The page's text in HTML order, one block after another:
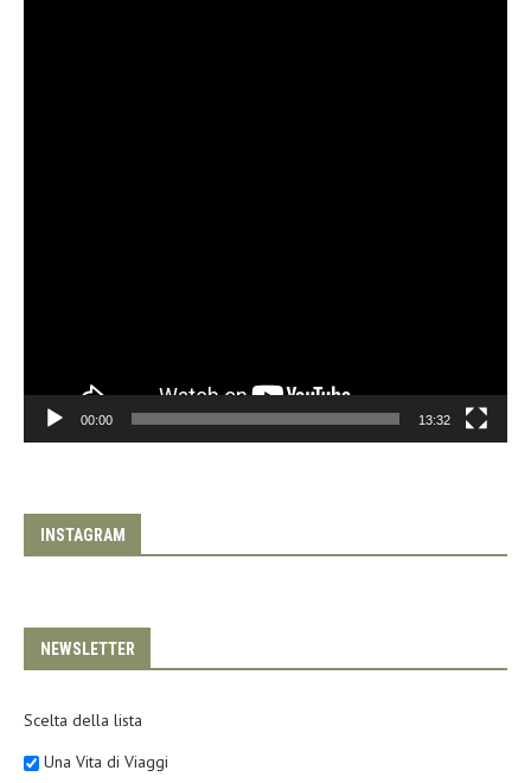
00:00 13:32
INSTAGRAM
NEWSLETTER
Scelta della lista
Una Vita di Viaggi